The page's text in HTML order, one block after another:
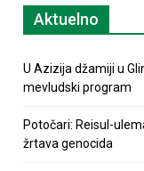
Aktuelno
U Azizija džamiji u
mevludski program
Potočari: Reisul-
žrtava genocida